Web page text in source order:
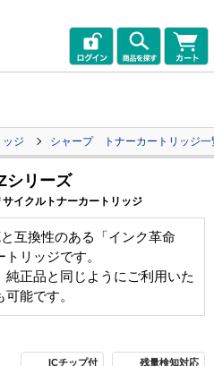
ッジ シャープ トナーカートリッジ一
シリーズ
イクルトナーカートリッジ
互換性のある「インク革命
リッジです。
純正品と同じようにご利用いた
能です。
ICチップ付 残量検知対応